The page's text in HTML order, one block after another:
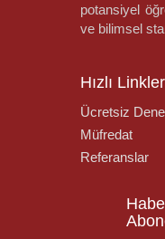
potansiyel
ve bilimsel
Hızlı Linkler
Ücretsiz
Müfredat
Referanslar